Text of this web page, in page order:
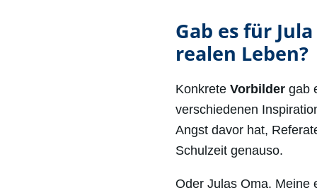
Gab es für
realen Leben?
Konkrete Vorbilder gab
verschiedenen
Angst davor hat,
Schulzeit genauso.
Oder Julas Oma. Meine